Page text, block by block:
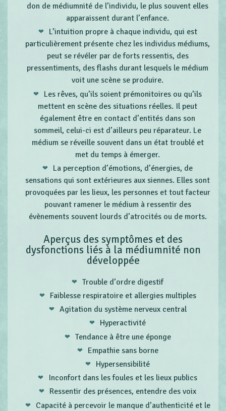
don de médiumnité de l’individu, le plus souvent elles
apparaissent durant l’enfance.
L’intuition propre à chaque individu, qui est
particulièrement présente chez les individus médiums,
peut se révéler par de forts ressentis, des
pressentiments, des flashs durant lesquels le médium
voit une scène se produire.
Les rêves, qu’ils soient prémonitoires ou qu’ils
mettent en scène des situations réelles. Il peut
également être en contact d’entités dans son
sommeil, celui-ci est d’ailleurs peu réparateur. Le
médium se réveille souvent dans un état troublé et
met du temps à émerger.
La perception d’émotions, d’énergies, de
sensations qui sont extérieures aux siennes. Elles sont
provoquées par les lieux, les personnes et tout facteur
pouvant ramener le médium à ressentir des
évènements souvent lourds d’atrocités ou de morts.
Aperçus des symptômes et des
dysfonctions liés à la médiumnité non
développée
Trouble d’ordre digestif
Faiblesse respiratoire et allergies multiples
Agitation du système nerveux central
Hyperactivité
Tendance à être une éponge
Empathie sans borne
Hypersensibilité
Inconfort dans les foules et les lieux publics
Ressentir des présences, entendre des voix
Capacité à percevoir le manque d’authenticité et le